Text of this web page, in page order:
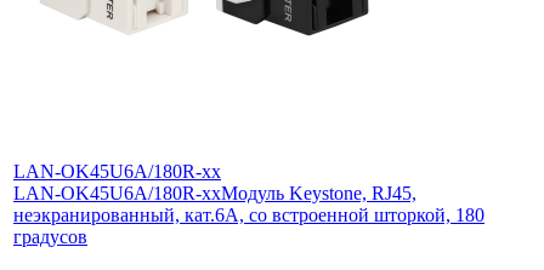
LAN-OK45U6A/180R-xx
LAN-OK45U6A/180R-xxМодуль Keystone, RJ45,
неэкранированный, кат.6A, со встроенной шторкой, 180
градусов